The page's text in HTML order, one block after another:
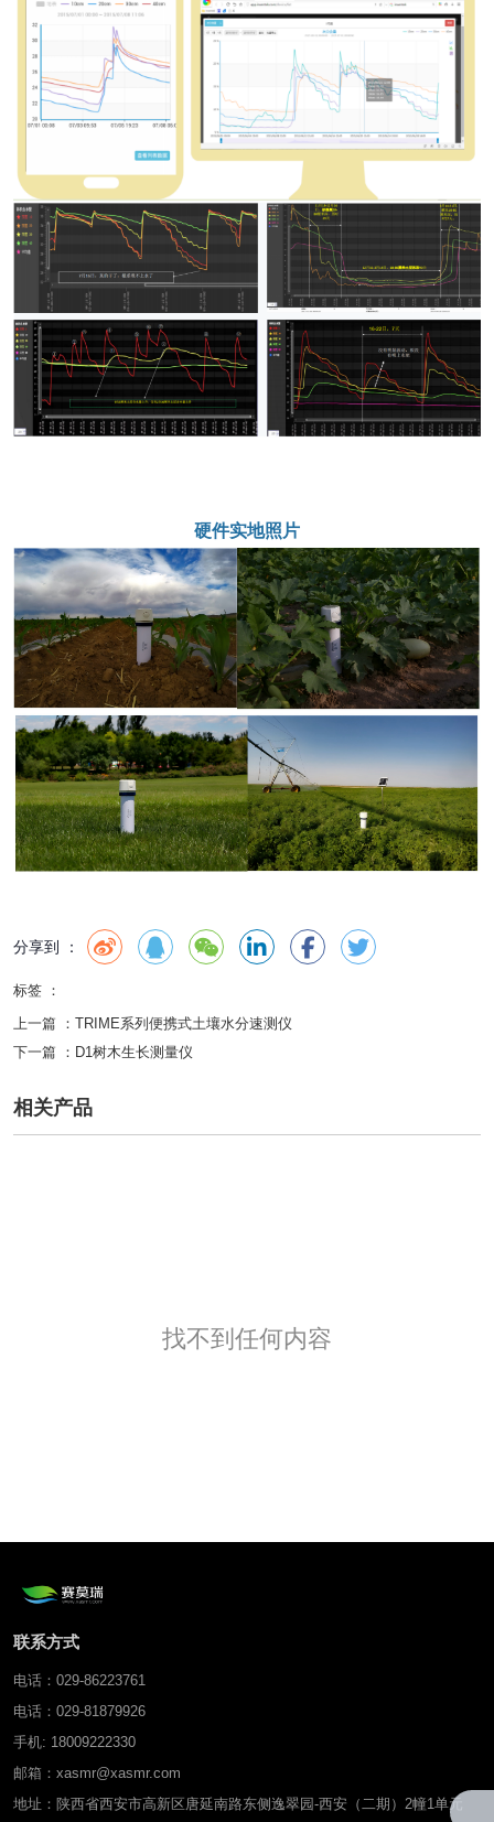
硬件实地照片
分享到 ：
标签 ：
上一篇 ： TRIME系列便携式土壤水分速测仪
下一篇 ： D1树木生长测量仪
相关产品
找不到任何内容
联系方式
电话：029-86223761
电话：029-81879926
手机: 18009222330
邮箱：xasmr@xasmr.com
地址：陕西省西安市高新区唐延南路东侧逸翠园-西安（二期）2幢1单元